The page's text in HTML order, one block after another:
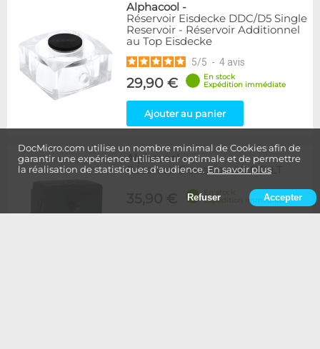
DocMicro.com utilise un nombre minimal de Cookies afin de
garantir une expérience utilisateur optimale et de permettre
la réalisation de statistiques d'audience. En savoir plus
Refuser Accepter
Alphacool -
Réservoir Eisdecke DDC/D5 Single
Reservoir - Réservoir Additionnel
au Top Eisdecke
5/5 - 4 avis
29,90 €
En stock
Expédition immédiate
Ajouter au panier
Alphacool-
Réservoir Eisstation 40 DC-LT
En stock
Expédition immédiate